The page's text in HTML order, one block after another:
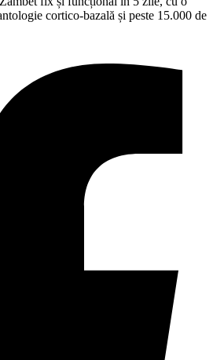
cortico-bazală și peste 15.000 de